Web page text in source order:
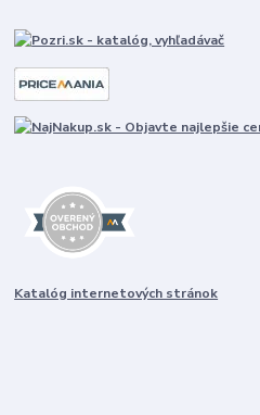
Katalóg internetových stránok